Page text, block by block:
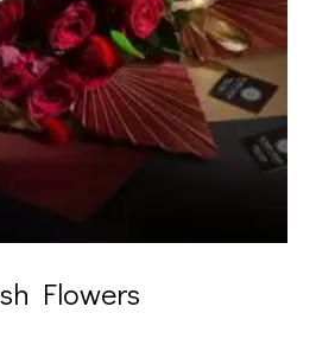
Flowers